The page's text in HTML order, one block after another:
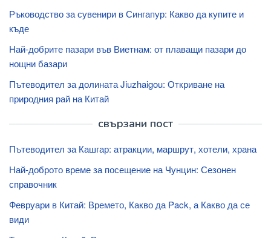
Ръководство за сувенири в Сингапур: Какво да купите и
къде
Най-добрите пазари във Виетнам: от плаващи пазари до
нощни базари
Пътеводител за долината Jiuzhaigou: Откриване на
природния рай на Китай
свързани пост
Пътеводител за Кашгар: атракции, маршрут, хотели, храна
Най-доброто време за посещение на Чунцин: Сезонен
справочник
Февруари в Китай: Времето, Какво да Pack, а Какво да се
види